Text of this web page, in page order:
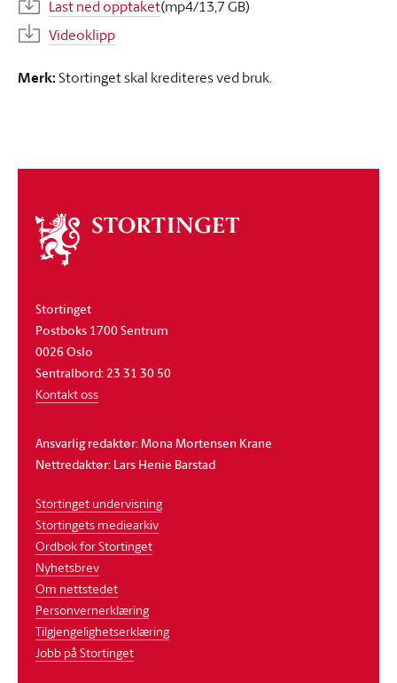
Last ned opptaket(mp4/13,7 GB)
Videoklipp
Merk:Stortinget skal krediteres ved bruk.
Om
stortinget
Stortinget
Postboks 1700 Sentrum
0026 Oslo
Sentralbord: 23 31 30 50
Kontakt oss
Ansvarlig redaktør: Mona Mortensen Krane
Nettredaktør: Lars Henie Barstad
Stortinget undervisning
Stortingets mediearkiv
Ordbok for Stortinget
Nyhetsbrev
Om nettstedet
Personvernerklæring
Tilgjengelighetserklæring
Jobb på Stortinget